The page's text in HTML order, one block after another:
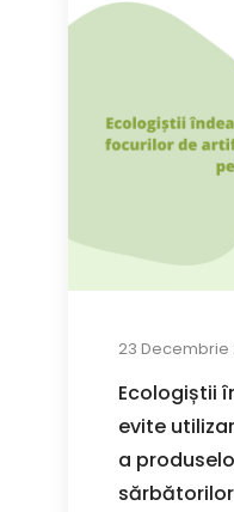
23 Decembrie
Ecologiștii
evite
a
sărbătorilor